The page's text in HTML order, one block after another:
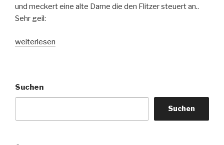
und meckert eine alte Dame die den Flitzer steuert an..
Sehr geil:
„Gelungene
Jet
Moto
weiterlesen
Suchen
Suchen